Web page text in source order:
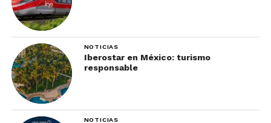
NOTICIAS
Iberostar en México: turismo
responsable
NOTICIAS